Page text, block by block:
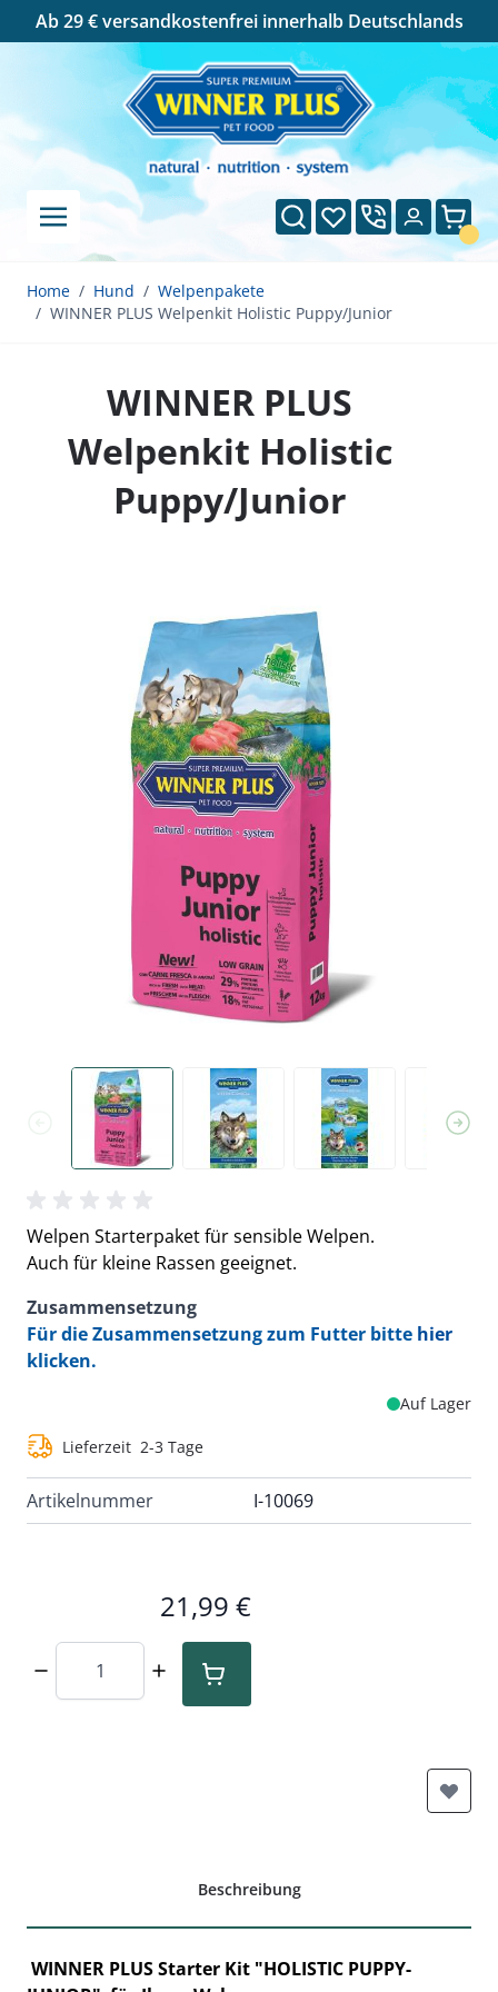
Ab 29 € versandkostenfrei innerhalb Deutschlands
Direkt zum Inhalt
SucheWunschliste
Home / Hund / Welpenpakete
/ WINNER PLUS Welpenkit Holistic Puppy/Junior
WINNER PLUS
Welpenkit Holistic
Puppy/Junior
Welpen Starterpaket für sensible Welpen.
Auch für kleine Rassen geeignet.
Zusammensetzung
Für die Zusammensetzung zum Futter bitte hier
klicken.
Auf Lager
Lieferzeit 2-3 Tage
Artikelnummer I-10069
21,99 €
Menge
Beschreibung
WINNER PLUS Starter Kit "HOLISTIC PUPPY-
Cookie-Einstellungen